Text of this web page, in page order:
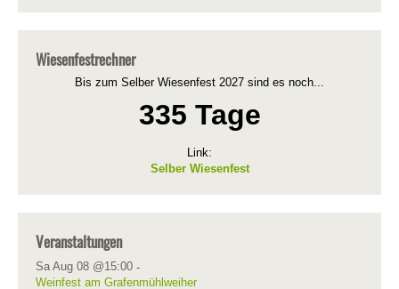
Wiesenfestrechner
Bis zum Selber Wiesenfest 2027 sind es noch...
335 Tage
Link:
Selber Wiesenfest
Veranstaltungen
Sa Aug 08 @15:00 -
Weinfest am Grafenmühlweiher